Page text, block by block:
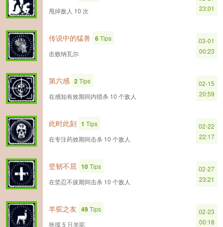
甩掉敌人 10 次
23:01
传说中的猛兽 6Tips
击败纳瓦尔
03-01
00:23
第六感 2Tips
在感知有效期间内猎杀 10 个敌人
02-15
20:59
此时此刻 1 Tips
在专注药效期间击杀 10 个敌人
02-22
22:17
坚韧不屈 10Tips
在坚忍不拔期间击杀 10 个敌人
02-27
23:21
羊驼之友 49Tips
抚摸 5 只羊驼
02-23
00:18